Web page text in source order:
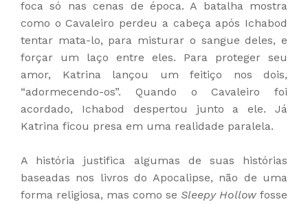
foca só nas cenas de época. A batalha mostra
como o Cavaleiro perdeu a cabeça após Ichabod
tentar mata-lo, para misturar o sangue deles, e
forçar um laço entre eles. Para proteger seu
amor, Katrina lançou um feitiço nos dois,
“adormecendo-os”. Quando o Cavaleiro foi
acordado, Ichabod despertou junto a ele. Já
Katrina ficou presa em uma realidade paralela.
A história justifica algumas de suas histórias
baseadas nos livros do Apocalipse, não de uma
forma religiosa, mas como se Sleepy Hollow fosse